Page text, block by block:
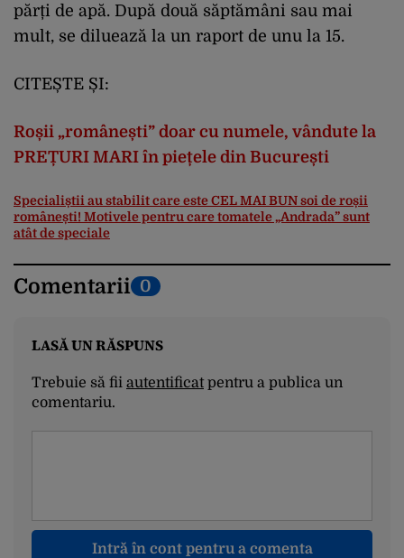
părți de apă. După două săptămâni sau mai
mult, se diluează la un raport de unu la 15.
CITEȘTE ȘI:
Roșii „românești” doar cu numele, vândute la
PREȚURI MARI în piețele din București
Specialiștii au stabilit care este CEL MAI BUN soi de roșii
românești! Motivele pentru care tomatele „Andrada” sunt
atât de speciale
Comentarii 0
LASĂ UN RĂSPUNS
Trebuie să fii autentificatpentru a publica un
comentariu.
Intră în cont pentru a comenta